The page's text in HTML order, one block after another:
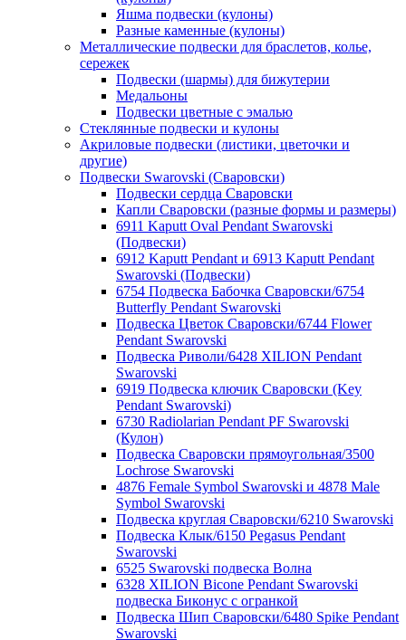
Яшма подвески (кулоны)
Разные каменные (кулоны)
Металлические подвески для браслетов, колье,
сережек
Подвески (шармы) для бижутерии
Медальоны
Подвески цветные с эмалью
Стеклянные подвески и кулоны
Акриловые подвески (листики, цветочки и
другие)
Подвески Swarovski (Сваровски)
Подвески сердца Сваровски
Капли Сваровски (разные формы и размеры)
6911 Kaputt Oval Pendant Swarovski
(Подвески)
6912 Kaputt Pendant и 6913 Kaputt Pendant
Swarovski (Подвески)
6754 Подвеска Бабочка Сваровски/6754
Butterfly Pendant Swarovski
Подвеска Цветок Сваровски/6744 Flower
Pendant Swarovski
Подвеска Риволи/6428 XILION Pendant
Swarovski
6919 Подвеска ключик Сваровски (Key
Pendant Swarovski)
6730 Radiolarian Pendant PF Swarovski
(Кулон)
Подвеска Сваровски прямоугольная/3500
Lochrose Swarovski
4876 Female Symbol Swarovski и 4878 Male
Symbol Swarovski
Подвеска круглая Сваровски/6210 Swarovski
Подвеска Клык/6150 Pegasus Pendant
Swarovski
6525 Swarovski подвеска Волна
6328 XILION Bicone Pendant Swarovski
подвеска Биконус c огранкой
Подвеска Шип Сваровски/6480 Spike Pendant
Swarovski